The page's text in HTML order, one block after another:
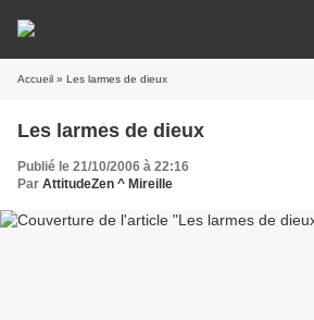
Accueil » Les larmes de dieux
Les larmes de dieux
Publié le 21/10/2006 à 22:16
Par AttitudeZen ^ Mireille